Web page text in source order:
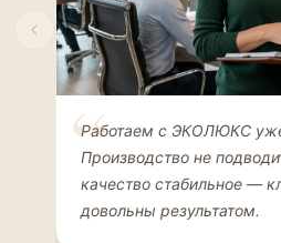
Елена Соколова
ДИЗАЙНЕР ИНТЕРЬЕРОВ
Работаем с ЭКОЛЮКС
Производство не
качество стабильное —
довольны результатом.